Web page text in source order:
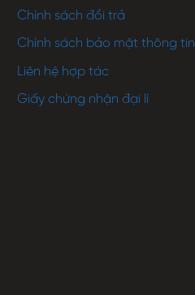
Chính sách đổi trả
Chính sách bảo mật thông tin
Liên hệ hợp tác
Giấy chứng nhận đại lí